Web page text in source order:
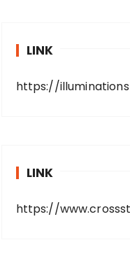
LINK
https://
LINK
https://